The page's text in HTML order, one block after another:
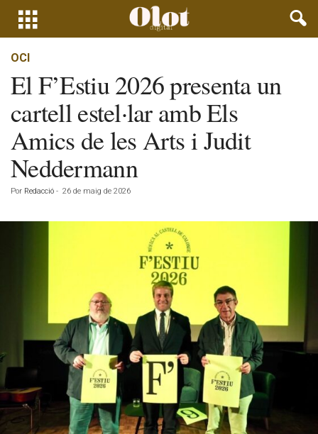
OCI
El F’Estiu 2026 presenta un
cartell estel·lar amb Els
Amics de les Arts i Judit
Neddermann
Por Redacció - 26 de maig de 2026